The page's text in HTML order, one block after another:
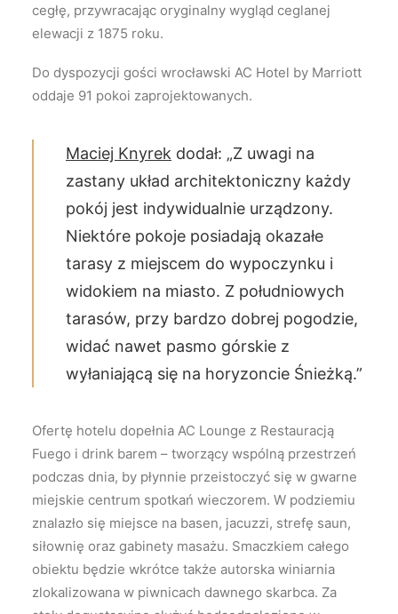
cegłę, przywracając oryginalny wygląd ceglanej
elewacji z 1875 roku.
Do dyspozycji gości wrocławski AC Hotel by Marriott
oddaje 91 pokoi zaprojektowanych.
Maciej Knyrek dodał: „Z uwagi na
zastany układ architektoniczny każdy
pokój jest indywidualnie urządzony.
Niektóre pokoje posiadają okazałe
tarasy z miejscem do wypoczynku i
widokiem na miasto. Z południowych
tarasów, przy bardzo dobrej pogodzie,
widać nawet pasmo górskie z
wyłaniającą się na horyzoncie Śnieżką.”
Ofertę hotelu dopełnia AC Lounge z Restauracją
Fuego i drink barem – tworzący wspólną przestrzeń
podczas dnia, by płynnie przeistoczyć się w gwarne
miejskie centrum spotkań wieczorem. W podziemiu
znalazło się miejsce na basen, jacuzzi, strefę saun,
siłownię oraz gabinety masażu. Smaczkiem całego
obiektu będzie wkrótce także autorska winiarnia
zlokalizowana w piwnicach dawnego skarbca. Za